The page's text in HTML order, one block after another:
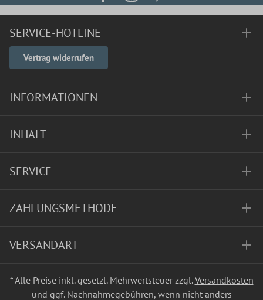
SERVICE-HOTLINE
Vertrag widerrufen
INFORMATIONEN
INHALT
SERVICE
ZAHLUNGSMETHODE
VERSANDART
* Alle Preise inkl. gesetzl. Mehrwertsteuer zzgl.Versandkosten
und ggf. Nachnahmegebühren, wenn nicht anders